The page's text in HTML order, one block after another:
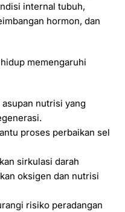
internal tubuh,
hormon, dan
memengaruhi
nutrisi yang
proses perbaikan sel
sirkulasi darah
oksigen dan nutrisi
risiko peradangan